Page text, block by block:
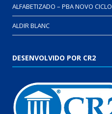
ALFABETIZADO – PBA NOVO CICLO
ALDIR BLANC
DESENVOLVIDO POR CR2